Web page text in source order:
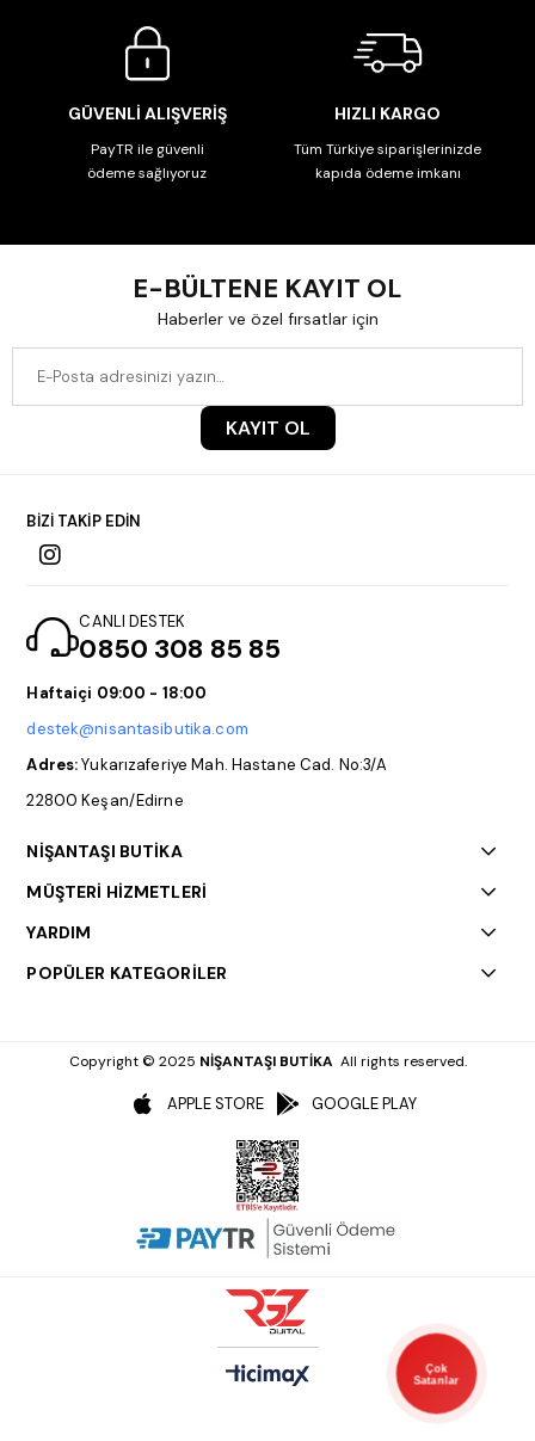
GÜVENLİ ALIŞVERİŞ
PayTR ile güvenli
ödeme sağlıyoruz
HIZLI KARGO
Tüm Türkiye siparişlerinizde
kapıda ödeme imkanı
E-BÜLTENE KAYIT OL
Haberler ve özel fırsatlar için
KAYIT OL
BİZİ TAKİP EDİN
CANLI DESTEK
0850 308 85 85
Haftaiçi 09:00 - 18:00
destek@nisantasibutika.com
Adres:Yukarızaferiye Mah. Hastane Cad. No:3/A
22800 Keşan/Edirne
NİŞANTAŞI BUTİKA
MÜŞTERİ HİZMETLERİ
YARDIM
POPÜLER KATEGORİLER
Copyright © 2025 NİŞANTAŞI BUTİKA All rights reserved.
APPLE STORE GOOGLE PLAY
Çok
Satanlar